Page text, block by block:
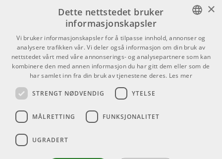
Rave Generation
Knock
ARTIKKELNUMMER 1097948
Sonicware
Deconstruct MINIMAL
ARTIKKELNUMMER 1098167
Kr 3599/stk
Spectrasonics
Omnisphere 3
ARTIKKELNUMMER 1018899
Om Oss
Kontakt oss
Kjøpsvilkår
Butikken
Varemerker
NORWEGIAN
×
Dette nettstedet bruker
informasjonskapsler
Vi bruker informasjonskapsler for å tilpasse innhold, annonser og
analysere trafikken vår. Vi deler også informasjon om din bruk av
nettstedet vårt med våre annonserings- og analysepartnere som kan
kombinere den med annen informasjon du har gitt dem eller som de
har samlet inn fra din bruk av tjenestene deres. Les mer
STRENGT NØDVENDIG YTELSE
MÅLRETTING FUNKSJONALITET
UGRADERT